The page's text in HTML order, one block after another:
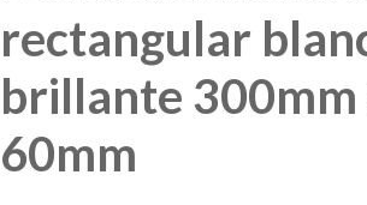
rectangular
brillante 300mm
60mm